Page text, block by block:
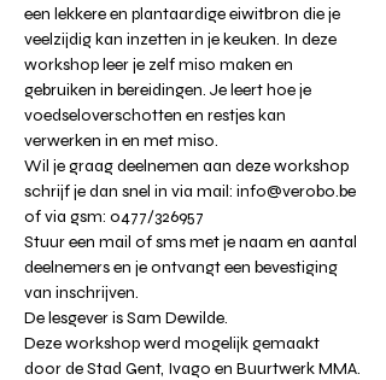
een lekkere en plantaardige eiwitbron die je
veelzijdig kan inzetten in je keuken. In deze
workshop leer je zelf miso maken en
gebruiken in bereidingen. Je leert hoe je
voedseloverschotten en restjes kan
verwerken in en met miso.
Wil je graag deelnemen aan deze workshop
schrijf je dan snel in via mail: info@verobo.be
of via gsm: 0477/326957
Stuur een mail of sms met je naam en aantal
deelnemers en je ontvangt een bevestiging
van inschrijven.
De lesgever is Sam Dewilde.
Deze workshop werd mogelijk gemaakt
door de Stad Gent, Ivago en Buurtwerk MMA.